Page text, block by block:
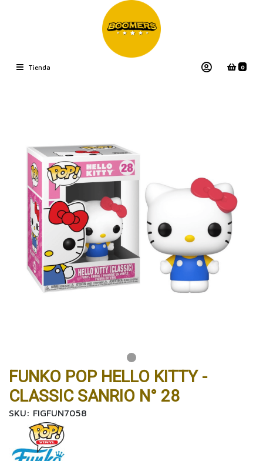
Tienda 0
FUNKO POP HELLO KITTY -
CLASSIC SANRIO N° 28
SKU: FIGFUN7058